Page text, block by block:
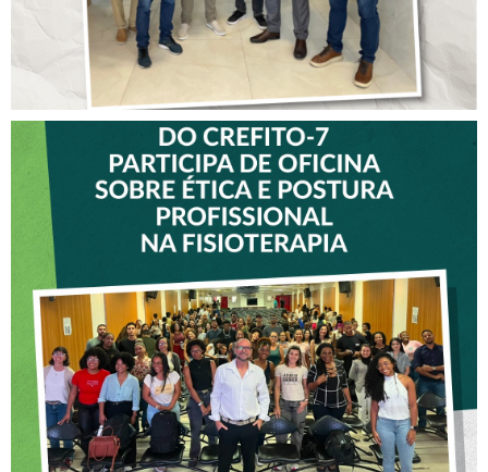
VICE-PRESIDENTE DO
CREFITO-7 PARTICIPA DE
OFICINA SOBRE ÉTICA E
POSTURA PROFISSIONAL
NA FISIOTERAPIA